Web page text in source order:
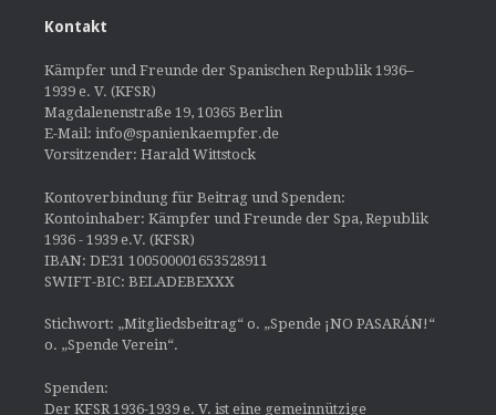
Kontakt
Kämpfer und Freunde der Spanischen Republik 1936–
1939 e. V. (KFSR)
Magdalenenstraße 19, 10365 Berlin
E-Mail: info@spanienkaempfer.de
Vorsitzender: Harald Wittstock
Kontoverbindung für Beitrag und Spenden:
Kontoinhaber: Kämpfer und Freunde der Spa, Republik
1936 - 1939 e.V. (KFSR)
IBAN: DE31 100500001653528911
SWIFT-BIC: BELADEBEXXX
Stichwort: „Mitgliedsbeitrag“ o. „Spende ¡NO PASARÁN!“
o. „Spende Verein“.
Spenden:
Der KFSR 1936-1939 e. V. ist eine gemeinnützige